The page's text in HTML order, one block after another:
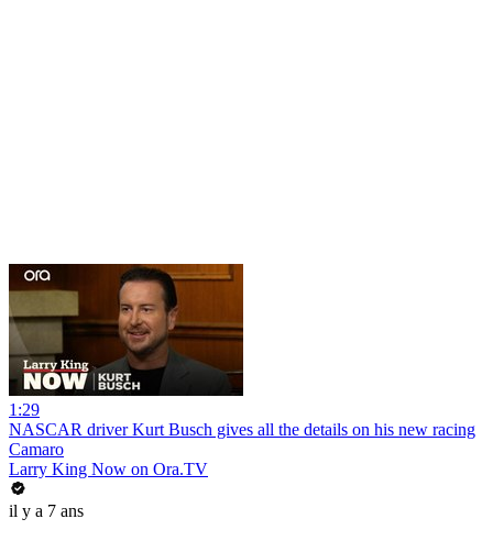
1:29
NASCAR driver Kurt Busch gives all the details on his new racing
Camaro
Larry King Now on Ora.TV
il y a 7 ans